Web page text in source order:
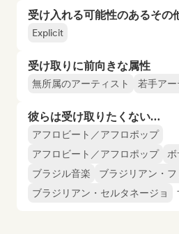
受け入れる可能性のあるその
Explicit
受け取りに前向きな属性
無所属のアーティスト 若手アー
彼らは受け取りたくない…
アフロビート／アフロポップ
アフロビート／アフロポップ
ブラジル音楽
ブラジリアン・フ
ブラジリアン・セルタネージョ